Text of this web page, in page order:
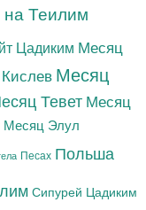
на Теилим
Цадиким Месяц
Месяц
Тевет Месяц
Месяц Элул
Песах Польша
Сипурей Цадиким